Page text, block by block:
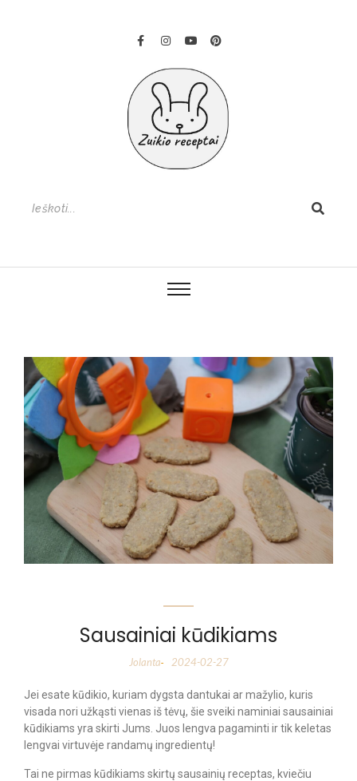
Sausainiai kūdikiams
Jolanta- 2024-02-27
Jei esate kūdikio, kuriam dygsta dantukai ar mažylio, kuris
visada nori užkąsti vienas iš tėvų, šie sveiki naminiai sausainiai
kūdikiams yra skirti Jums. Juos lengva pagaminti ir tik keletas
lengvai virtuvėje randamų ingredientų!
Tai ne pirmas kūdikiams skirtų sausainių receptas, kviečiu